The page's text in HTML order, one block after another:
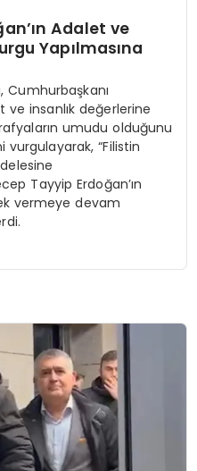
Adalet ve
Yapılmasına
Cumhurbaşkanı
ve insanlık değerlerine
umudu olduğunu
“Filistin
Tayyip Erdoğan’ın
vermeye devam